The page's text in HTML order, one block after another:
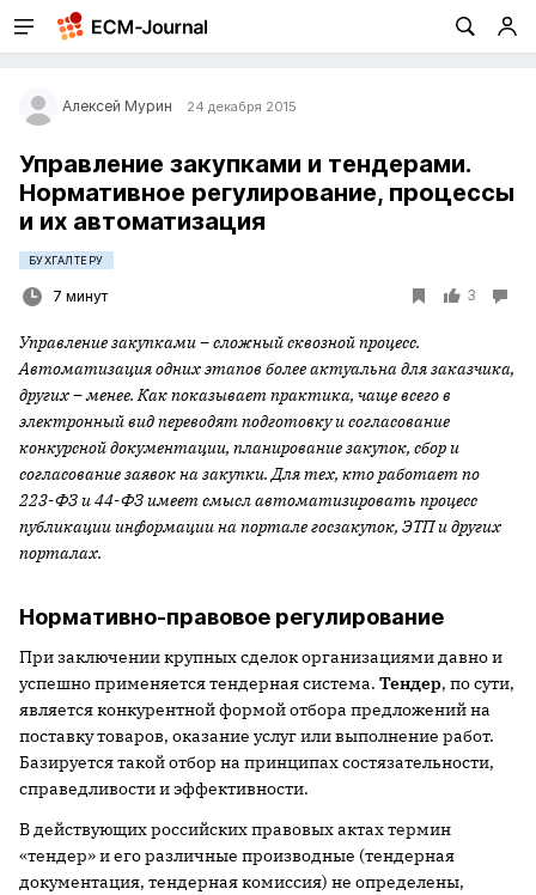
Алексей Мурин 24 декабря 2015
Управление закупками и тендерами.
Нормативное регулирование, процессы
и их автоматизация
БУХГАЛТЕРУ
7 минут 3
Управление закупками – сложный сквозной процесс.
Автоматизация одних этапов более актуальна для заказчика,
других – менее. Как показывает практика, чаще всего в
электронный вид переводят подготовку и согласование
конкурсной документации, планирование закупок, сбор и
согласование заявок на закупки. Для тех, кто работает по
223-ФЗ и 44-ФЗ имеет смысл автоматизировать процесс
публикации информации на портале госзакупок, ЭТП и других
порталах.
Нормативно-правовое регулирование
При заключении крупных сделок организациями давно и
успешно применяется тендерная система. Тендер, по сути,
является конкурентной формой отбора предложений на
поставку товаров, оказание услуг или выполнение работ.
Базируется такой отбор на принципах состязательности,
справедливости и эффективности.
В действующих российских правовых актах термин
«тендер» и его различные производные (тендерная
документация, тендерная комиссия) не определены,